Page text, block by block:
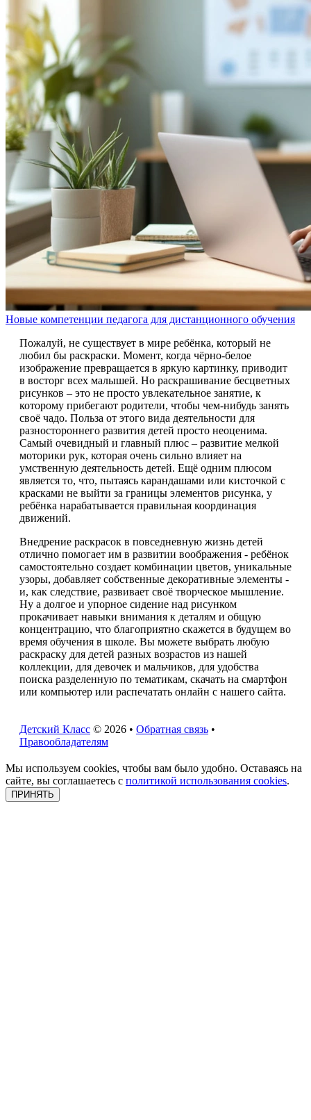
Новые компетенции педагога для дистанционного обучения
Пожалуй, не существует в мире ребёнка, который не
любил бы раскраски. Момент, когда чёрно-белое
изображение превращается в яркую картинку, приводит
в восторг всех малышей. Но раскрашивание бесцветных
рисунков – это не просто увлекательное занятие, к
которому прибегают родители, чтобы чем-нибудь занять
своё чадо. Польза от этого вида деятельности для
разностороннего развития детей просто неоценима.
Самый очевидный и главный плюс – развитие мелкой
моторики рук, которая очень сильно влияет на
умственную деятельность детей. Ещё одним плюсом
является то, что, пытаясь карандашами или кисточкой с
красками не выйти за границы элементов рисунка, у
ребёнка нарабатывается правильная координация
движений.
Внедрение раскрасок в повседневную жизнь детей
отлично помогает им в развитии воображения - ребёнок
самостоятельно создает комбинации цветов, уникальные
узоры, добавляет собственные декоративные элементы -
и, как следствие, развивает своё творческое мышление.
Ну а долгое и упорное сидение над рисунком
прокачивает навыки внимания к деталям и общую
концентрацию, что благоприятно скажется в будущем во
время обучения в школе. Вы можете выбрать любую
раскраску для детей разных возрастов из нашей
коллекции, для девочек и мальчиков, для удобства
поиска разделенную по тематикам, скачать на смартфон
или компьютер или распечатать онлайн с нашего сайта.
Детский Класс © 2026 • Обратная связь •
Правообладателям
Мы используем cookies, чтобы вам было удобно. Оставаясь на
сайте, вы соглашаетесь с политикой использования cookies.
ПРИНЯТЬ